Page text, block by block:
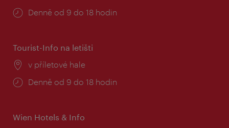
Provozní
Denně od 9 do 18 hodin
Tourist-Info na letišti
Místo:
v příletové hale
Provozní
Denně od 9 do 18 hodin
Wien Hotels & Info